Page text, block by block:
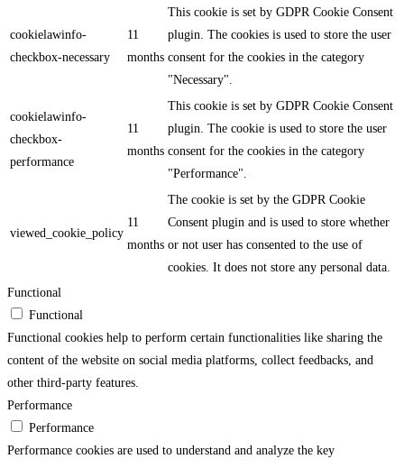
cookielawinfo-
checkbox-necessary
11
months
This cookie is set by GDPR Cookie Consent
plugin. The cookies is used to store the user
consent for the cookies in the category
"Necessary".
cookielawinfo-
checkbox-
performance
11
months
This cookie is set by GDPR Cookie Consent
plugin. The cookie is used to store the user
consent for the cookies in the category
"Performance".
viewed_cookie_policy
11
months
The cookie is set by the GDPR Cookie
Consent plugin and is used to store whether
or not user has consented to the use of
cookies. It does not store any personal data.
Functional
Functional
Functional cookies help to perform certain functionalities like sharing the
content of the website on social media platforms, collect feedbacks, and
other third-party features.
Performance
Performance
Performance cookies are used to understand and analyze the key